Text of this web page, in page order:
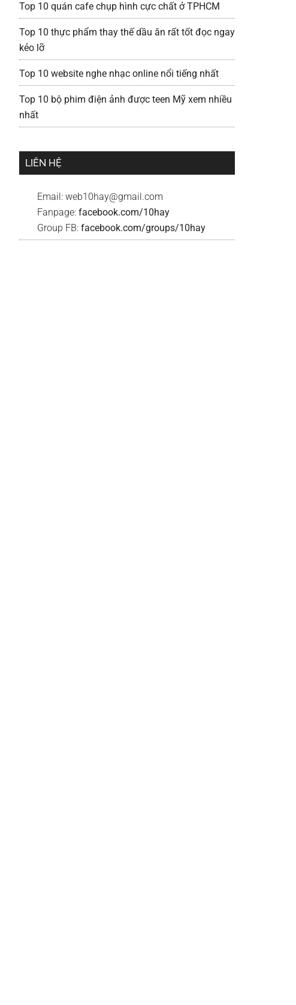
Top 10 quán cafe chụp hình cực chất ở TPHCM
Top 10 thực phẩm thay thế dầu ăn rất tốt đọc ngay
kẻo lỡ
Top 10 website nghe nhạc online nổi tiếng nhất
Top 10 bộ phim điện ảnh được teen Mỹ xem nhiều
nhất
LIÊN HỆ
Email: web10hay@gmail.com
Fanpage: facebook.com/10hay
Group FB: facebook.com/groups/10hay